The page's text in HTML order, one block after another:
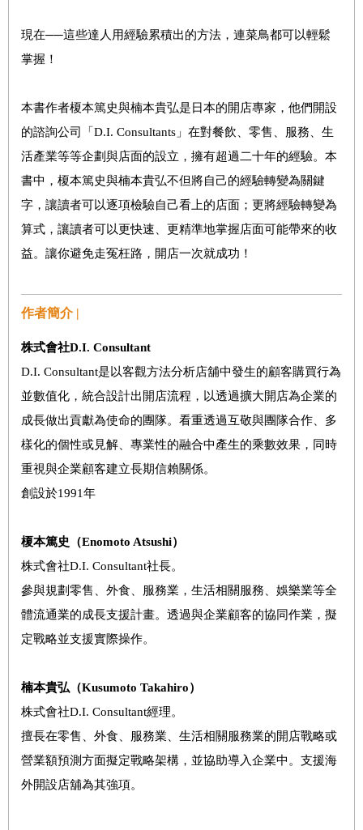
現在──這些達人用經驗累積出的方法，連菜鳥都可以輕鬆
掌握！
本書作者榎本篤史與楠本貴弘是日本的開店專家，他們開設
的諮詢公司「D.I. Consultants」在對餐飲、零售、服務、生
活產業等等企劃與店面的設立，擁有超過二十年的經驗。本
書中，榎本篤史與楠本貴弘不但將自己的經驗轉變為關鍵
字，讓讀者可以逐項檢驗自己看上的店面；更將經驗轉變為
算式，讓讀者可以更快速、更精準地掌握店面可能帶來的收
益。讓你避免走冤枉路，開店一次就成功！
作者簡介 |
株式會社D.I. Consultant
D.I. Consultant是以客觀方法分析店舖中發生的顧客購買行為
並數值化，統合設計出開店流程，以透過擴大開店為企業的
成長做出貢獻為使命的團隊。看重透過互敬與團隊合作、多
樣化的個性或見解、專業性的融合中產生的乘數效果，同時
重視與企業顧客建立長期信賴關係。
創設於1991年
榎本篤史（Enomoto Atsushi）
株式會社D.I. Consultant社長。
參與規劃零售、外食、服務業，生活相關服務、娛樂業等全
體流通業的成長支援計畫。透過與企業顧客的協同作業，擬
定戰略並支援實際操作。
楠本貴弘（Kusumoto Takahiro）
株式會社D.I. Consultant經理。
擅長在零售、外食、服務業、生活相關服務業的開店戰略或
營業額預測方面擬定戰略架構，並協助導入企業中。支援海
外開設店舖為其強項。